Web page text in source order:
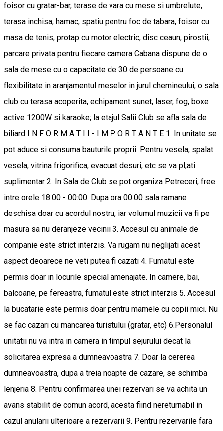
foisor cu gratar-bar, terase de vara cu mese si umbrelute,
terasa inchisa, hamac, spatiu pentru foc de tabara, foisor cu
masa de tenis, protap cu motor electric, disc ceaun, pirostii,
parcare privata pentru fiecare camera Cabana dispune de o
sala de mese cu o capacitate de 30 de persoane cu
flexibilitate in aranjamentul meselor in jurul chemineului, o sala
club cu terasa acoperita, echipament sunet, laser, fog, boxe
active 1200W si karaoke; la etajul Salii Club se afla sala de
biliard I N F O R M A T I I - I M P O R T A N T E 1. In unitate se
pot aduce si consuma bauturile proprii. Pentru vesela, spalat
vesela, vitrina frigorifica, evacuat desuri, etc se va pl;ati
suplimentar 2. In Sala de Club se pot organiza Petreceri, free
intre orele 18:00 - 00:00. Dupa ora 00:00 sala ramane
deschisa doar cu acordul nostru, iar volumul muzicii va fi pe
masura sa nu deranjeze vecinii 3. Accesul cu animale de
companie este strict interzis. Va rugam nu neglijati acest
aspect deoarece ne veti putea fi cazati 4. Fumatul este
permis doar in locurile special amenajate. In camere, bai,
balcoane, pe fereastra, fumatul este strict interzis 5. Accesul
la bucatarie este permis doar pentru mamele cu copii mici. Nu
se fac cazari cu mancarea turistului (gratar, etc) 6.Personalul
unitatii nu va intra in camera in timpul sejurului decat la
solicitarea expresa a dumneavoastra 7. Doar la cererea
dumneavoastra, dupa a treia noapte de cazare, se schimba
lenjeria 8. Pentru confirmarea unei rezervari se va achita un
avans stabilit de comun acord, acesta fiind nereturnabil in
cazul anularii ulterioare a rezervarii 9. Pentru rezervarile fara